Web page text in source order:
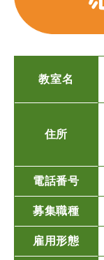
教室名
住所
電話番号
募集職種
雇用形態